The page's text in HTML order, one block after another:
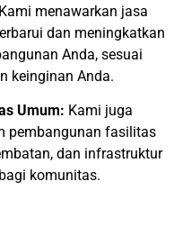
Kami menawarkan jasa
dan meningkatkan
Anda, sesuai
keinginan Anda.
Umum: Kami juga
pembangunan fasilitas
dan infrastruktur
komunitas.